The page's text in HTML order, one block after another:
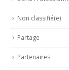
Non classifié(e)
Partage
Partenaires